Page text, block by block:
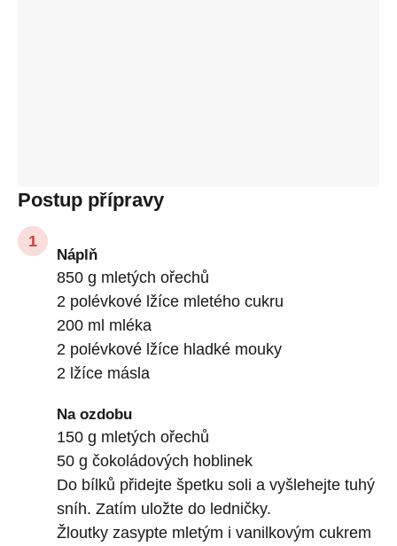
Postup přípravy
Náplň
850 g mletých ořechů
2 polévkové lžíce mletého cukru
200 ml mléka
2 polévkové lžíce hladké mouky
2 lžíce másla
Na ozdobu
150 g mletých ořechů
50 g čokoládových hoblinek
Do bílků přidejte špetku soli a vyšlehejte tuhý
sníh. Zatím uložte do ledničky.
Žloutky zasypte mletým i vanilkovým cukrem